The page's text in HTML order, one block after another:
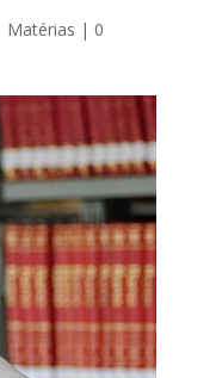
Matérias | 0